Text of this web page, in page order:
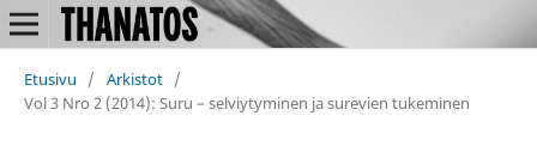
Etusivu / Arkistot /
Vol 3 Nro 2 (2014): Suru – selviytyminen ja surevien tukeminen